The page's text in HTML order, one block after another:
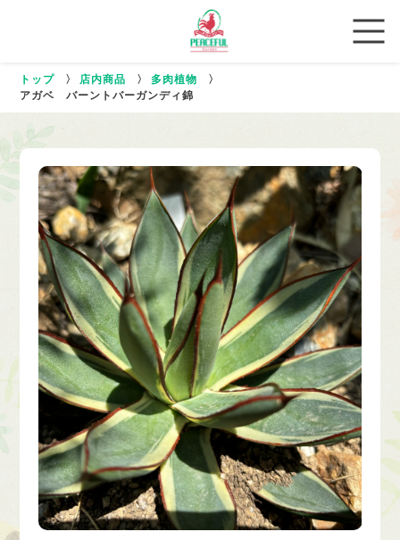
トップ 〉 店内商品 〉 多肉植物
〉
アガベ バーントバーガンディ錦